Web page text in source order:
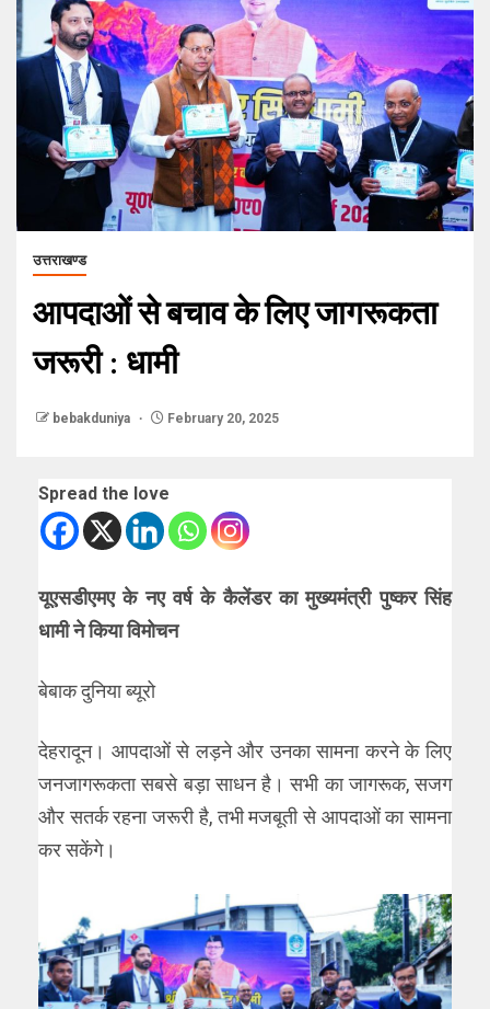
उत्तराखण्ड
आपदाओं से बचाव के लिए जागरूकता
जरूरी : धामी
bebakduniya February 20, 2025
Spread the love
यूएसडीएमए के नए वर्ष के कैलेंडर का मुख्यमंत्री पुष्कर सिंह
धामी ने किया विमोचन
बेबाक दुनिया ब्यूरो
देहरादून। आपदाओं से लड़ने और उनका सामना करने के लिए
जनजागरूकता सबसे बड़ा साधन है। सभी का जागरूक, सजग
और सतर्क रहना जरूरी है, तभी मजबूती से आपदाओं का सामना
कर सकेंगे।